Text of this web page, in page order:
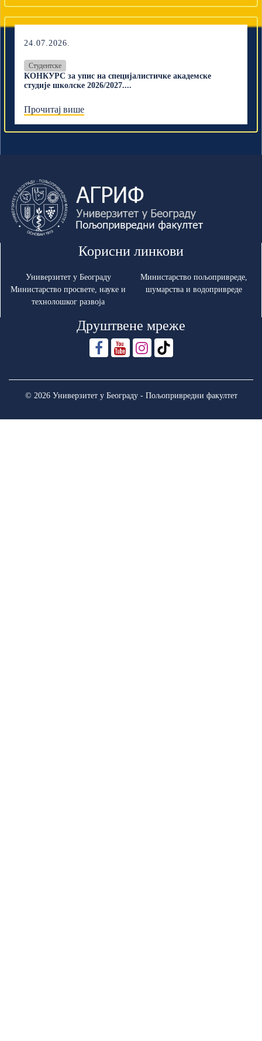
24.07.2026.
Студентске
КОНКУРС за упис на специјалистичке академске
студије школске 2026/2027....
Прочитај више
Корисни линкови
Универзитет у Београду
Министарство просвете, науке и
технолошког развоја
Министарство пољопривреде,
шумарства и водопривреде
Друштвене мреже
© 2026 Универзитет у Београду - Пољопривредни факултет